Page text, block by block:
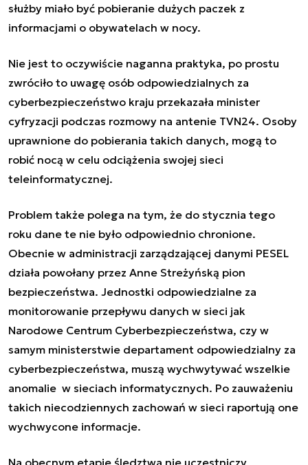
służby miało być pobieranie dużych paczek z
informacjami o obywatelach w nocy.
Nie jest to oczywiście naganna praktyka, po prostu
zwróciło to uwagę osób odpowiedzialnych za
cyberbezpieczeństwo kraju przekazała minister
cyfryzacji podczas rozmowy na antenie TVN24. Osoby
uprawnione do pobierania takich danych, mogą to
robić nocą w celu odciążenia swojej sieci
teleinformatycznej.
Problem także polega na tym, że do stycznia tego
roku dane te nie było odpowiednio chronione.
Obecnie w administracji zarządzającej danymi PESEL
działa powołany przez Anne Streżyńską pion
bezpieczeństwa. Jednostki odpowiedzialne za
monitorowanie przepływu danych w sieci jak
Narodowe Centrum Cyberbezpieczeństwa, czy w
samym ministerstwie departament odpowiedzialny za
cyberbezpieczeństwa, muszą wychwytywać wszelkie
anomalie w sieciach informatycznych. Po zauważeniu
takich niecodziennych zachowań w sieci raportują one
wychwycone informacje.